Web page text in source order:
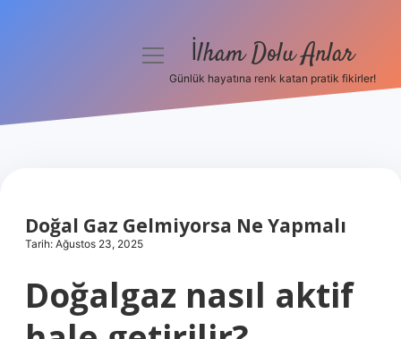
Hakkımızda
menüyü İlham Dolu Anlar
Günlük hayatına renk katan pratik fikirler!
Doğal Gaz Gelmiyorsa Ne Yapmalı
Tarih: Ağustos 23, 2025
Doğalgaz nasıl aktif